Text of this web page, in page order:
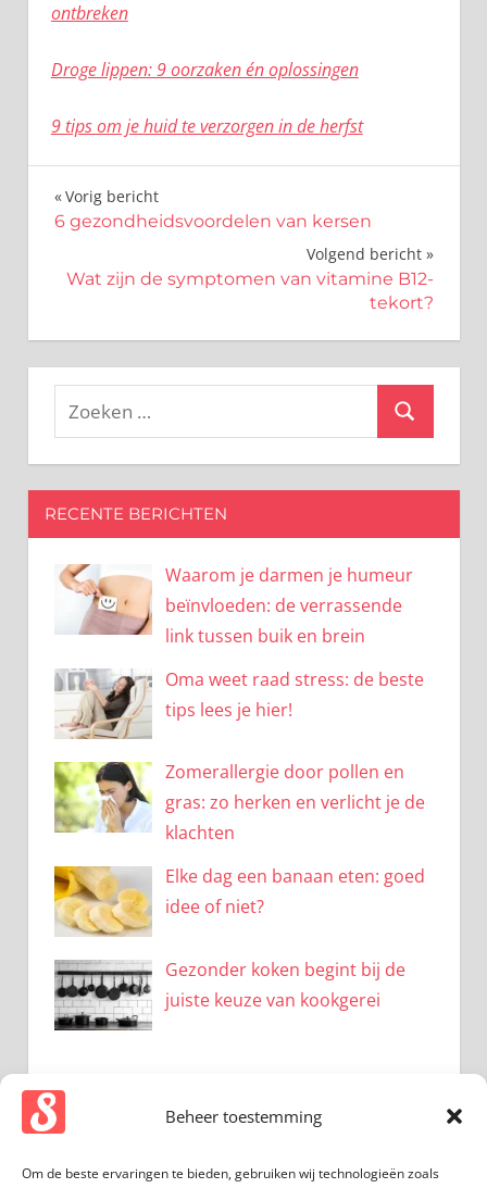
Beheer toestemming
Om de beste ervaringen te bieden, gebruiken wij technologieën zoals
ontbreken
Droge lippen: 9 oorzaken én oplossingen
9 tips om je huid te verzorgen in de herfst
Bericht
navigatie
Vorig bericht
6 gezondheidsvoordelen van kersen
Volgend bericht
Wat zijn de symptomen van vitamine B12-
tekort?
Zoeken
Zoeken
RECENTE BERICHTEN
Waarom je darmen je humeur
beïnvloeden: de verrassende
link tussen buik en brein
Oma weet raad stress: de beste
tips lees je hier!
Zomerallergie door pollen en
gras: zo herken en verlicht je de
klachten
Elke dag een banaan eten: goed
idee of niet?
Gezonder koken begint bij de
juiste keuze van kookgerei
CATEGORIEËN